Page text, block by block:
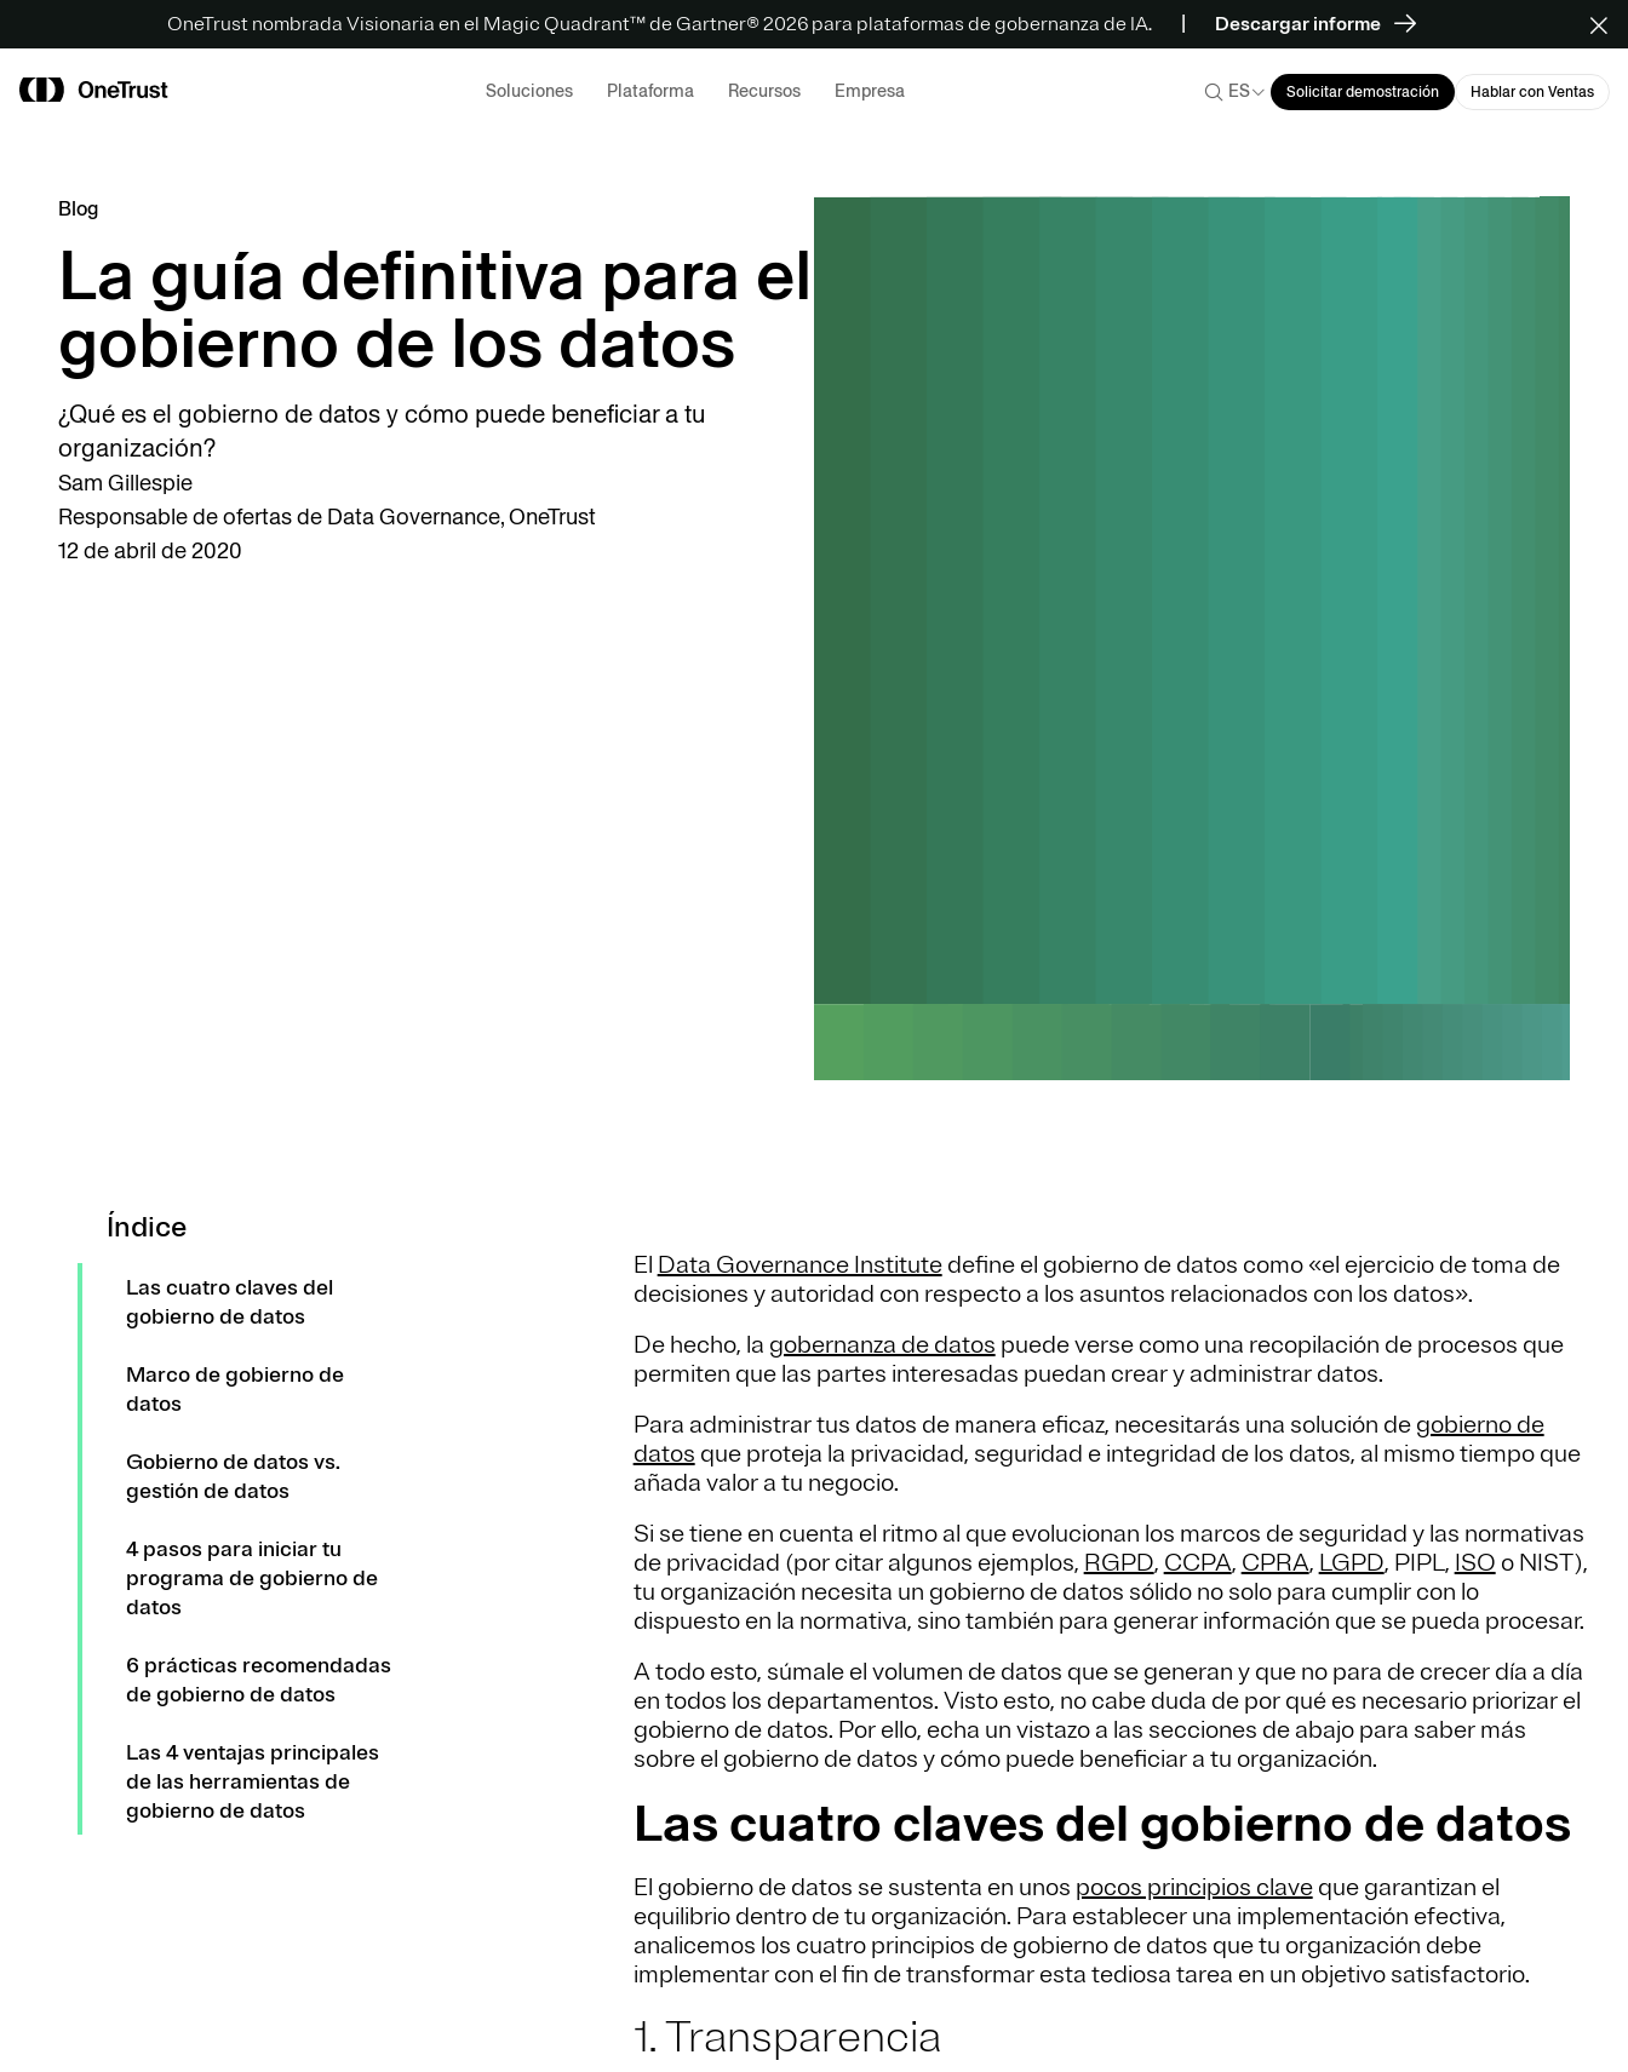
OneTrust nombrada Visionaria en el Magic Quadrant™ de Gartner® 2026 para plataformas de gobernanza de IA. Descargar informe
Soluciones Plataforma Recursos Empresa ES Solicitar demostración Hablar con Ventas
Blog
La guía definitiva para el
gobierno de los datos
¿Qué es el gobierno de datos y cómo puede beneficiar a tu
organización?
Sam Gillespie
Responsable de ofertas de Data Governance, OneTrust
12 de abril de 2020
Índice
Las cuatro claves del
gobierno de datos
Marco de gobierno de
datos
Gobierno de datos vs.
gestión de datos
4 pasos para iniciar tu
programa de gobierno de
datos
6 prácticas recomendadas
de gobierno de datos
Las 4 ventajas principales
de las herramientas de
gobierno de datos
El Data Governance Institutedefine el gobierno de datos como «el ejercicio de toma de
decisiones y autoridad con respecto a los asuntos relacionados con los datos».
De hecho, la gobernanza de datos puede verse como una recopilación de procesos que
permiten que las partes interesadas puedan crear y administrar datos.
Para administrar tus datos de manera eficaz, necesitarás una solución de gobierno de
datos que proteja la privacidad, seguridad e integridad de los datos, al mismo tiempo que
añada valor a tu negocio.
Si se tiene en cuenta el ritmo al que evolucionan los marcos de seguridad y las normativas
de privacidad (por citar algunos ejemplos, RGPD, CCPA, CPRA, LGPD, PIPL, ISO o NIST),
tu organización necesita un gobierno de datos sólido no solo para cumplir con lo
dispuesto en la normativa, sino también para generar información que se pueda procesar.
A todo esto, súmale el volumen de datos que se generan y que no para de crecer día a día
en todos los departamentos. Visto esto, no cabe duda de por qué es necesario priorizar el
gobierno de datos. Por ello, echa un vistazo a las secciones de abajo para saber más
sobre el gobierno de datos y cómo puede beneficiar a tu organización.
Las cuatro claves del gobierno de datos
El gobierno de datos se sustenta en unos pocos principios claveque garantizan el
equilibrio dentro de tu organización. Para establecer una implementación efectiva,
analicemos los cuatro principios de gobierno de datos que tu organización debe
implementar con el fin de transformar esta tediosa tarea en un objetivo satisfactorio.
1. Transparencia